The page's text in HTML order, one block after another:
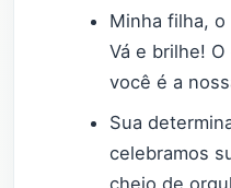
Minha filha,
Vá e brilhe!
você é a
Sua
celebramos